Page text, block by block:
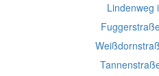
Lindenweg